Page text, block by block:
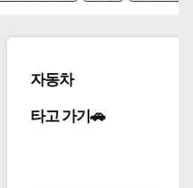
자동차
타고 가기🚗